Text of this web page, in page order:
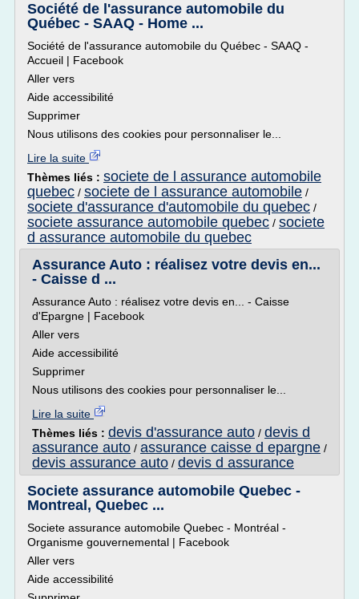
Société de l'assurance automobile du
Québec - SAAQ - Home ...
Société de l'assurance automobile du Québec - SAAQ -
Accueil | Facebook
Aller vers
Aide accessibilité
Supprimer
Nous utilisons des cookies pour personnaliser le...
Lire la suite
Thèmes liés : societe de l assurance automobile
quebec / societe de l assurance automobile /
societe d'assurance d'automobile du quebec /
societe assurance automobile quebec / societe
d assurance automobile du quebec
Assurance Auto : réalisez votre devis en...
- Caisse d ...
Assurance Auto : réalisez votre devis en... - Caisse
d'Epargne | Facebook
Aller vers
Aide accessibilité
Supprimer
Nous utilisons des cookies pour personnaliser le...
Lire la suite
Thèmes liés : devis d'assurance auto / devis d
assurance auto / assurance caisse d epargne /
devis assurance auto / devis d assurance
Societe assurance automobile Quebec -
Montreal, Quebec ...
Societe assurance automobile Quebec - Montréal -
Organisme gouvernemental | Facebook
Aller vers
Aide accessibilité